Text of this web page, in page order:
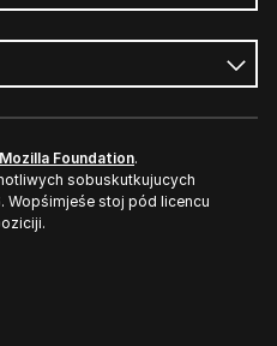
Mozilla Foundation.
sobuskutkujucych
Wopśimjeśe stoj pód licencu